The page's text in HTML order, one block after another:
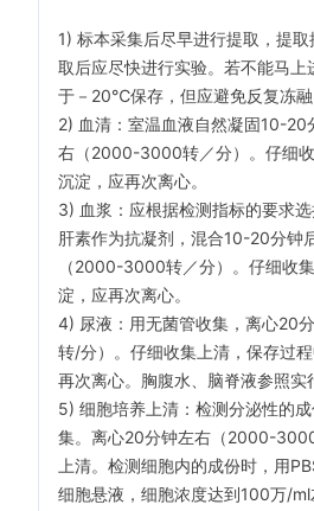
1) 标本采集后尽早进行提取，提
取后应尽快进行实验。若不能马上
于－20℃保存，但应避免反复冻融
2) 血清：室温血液自然凝固10-20
右（2000-3000转／分）。仔细
沉淀，应再次离心。
3) 血浆：应根据检测指标的要求
肝素作为抗凝剂，混合10-20分钟
（2000-3000转／分）。仔细收
淀，应再次离心。
4) 尿液：用无菌管收集，离心20
转/分）。仔细收集上清，保存过
再次离心。胸腹水、脑脊液参照实
5) 细胞培养上清：检测分泌性的
集。离心20分钟左右（2000-
上清。检测细胞内的成份时，用
细胞悬液，细胞浓度达到100万/